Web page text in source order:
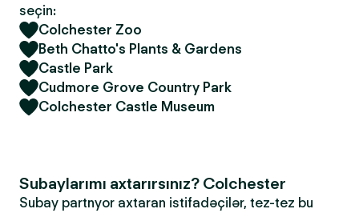
seçin:
Colchester Zoo
Beth Chatto's Plants & Gardens
Castle Park
Cudmore Grove Country Park
Colchester Castle Museum
Subaylarımı axtarırsınız? Colchester
Subay partnyor axtaran istifadəçilər, tez-tez bu